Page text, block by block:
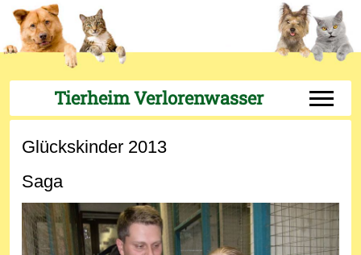
Tierheim Verlorenwasser Off-
Glückskinder 2013
Saga